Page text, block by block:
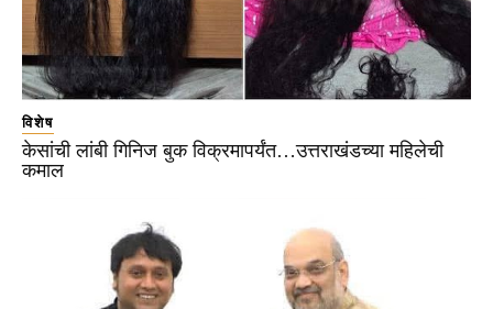
विशेष
केसांची लांबी गिनिज बुक विक्रमापर्यंत…उत्तराखंडच्या महिलेची
कमाल